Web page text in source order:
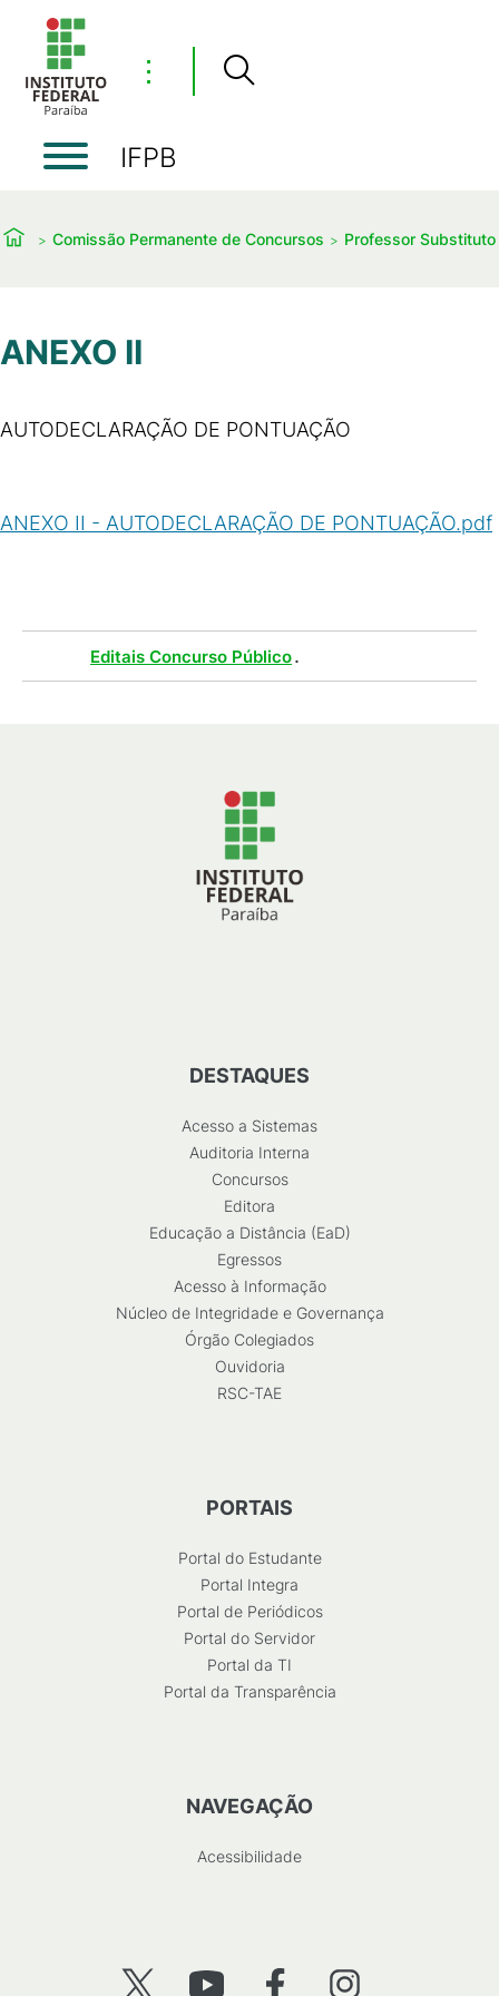
⋮
IFPB
Comissão Permanente de Concursos Professor Substituto
ANEXO II
AUTODECLARAÇÃO DE PONTUAÇÃO
ANEXO II - AUTODECLARAÇÃO DE PONTUAÇÃO.pdf
Editais Concurso Público.
DESTAQUES
Acesso a Sistemas
Auditoria Interna
Concursos
Editora
Educação a Distância (EaD)
Egressos
Acesso à Informação
Núcleo de Integridade e Governança
Órgão Colegiados
Ouvidoria
RSC-TAE
PORTAIS
Portal do Estudante
Portal Integra
Portal de Periódicos
Portal do Servidor
Portal da TI
Portal da Transparência
NAVEGAÇÃO
Acessibilidade